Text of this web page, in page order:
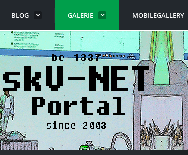
BLOG GALERIE MOBILEGALLERY